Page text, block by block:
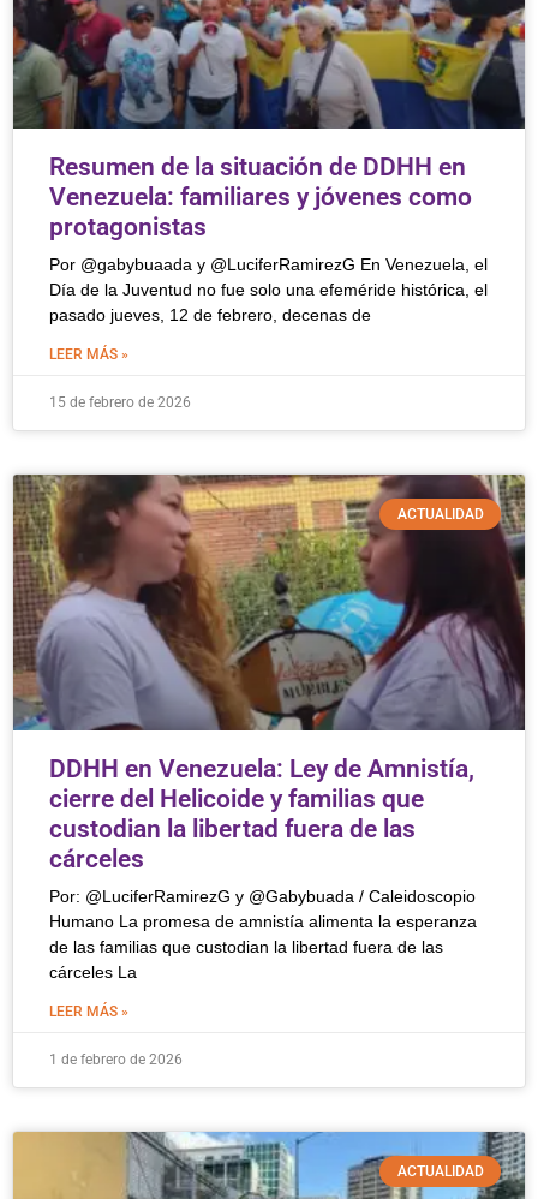
Resumen de la situación de DDHH en
Venezuela: familiares y jóvenes como
protagonistas
Por @gabybuaada y @LuciferRamirezG En Venezuela, el
Día de la Juventud no fue solo una efeméride histórica, el
pasado jueves, 12 de febrero, decenas de
LEER MÁS »
15 de febrero de 2026
ACTUALIDAD
DDHH en Venezuela: Ley de Amnistía,
cierre del Helicoide y familias que
custodian la libertad fuera de las
cárceles
Por: @LuciferRamirezG y @Gabybuada / Caleidoscopio
Humano La promesa de amnistía alimenta la esperanza
de las familias que custodian la libertad fuera de las
cárceles La
LEER MÁS »
1 de febrero de 2026
ACTUALIDAD